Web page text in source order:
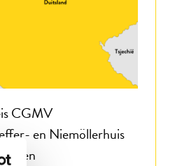
CGMV
en Niemöllerhuis